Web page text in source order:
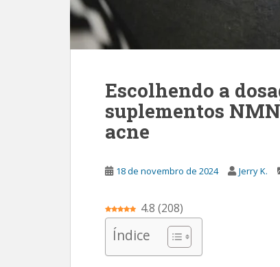
Escolhendo a
suplementos
acne
18 de novembro de 2024 Jerry K.
4.8 (208)
Índice